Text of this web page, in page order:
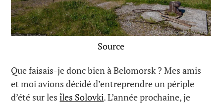
Source
Que faisais-je donc bien à Belomorsk ? Mes amis
et moi avions décidé d’entreprendre un périple
d’été sur lesîles Solovki. L’année prochaine, je